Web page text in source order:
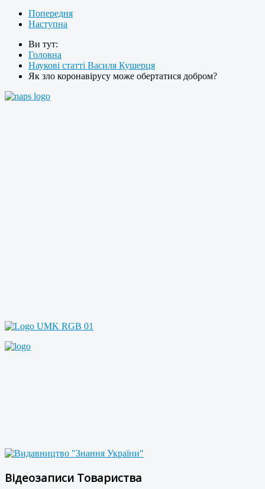
Попередня
Наступна
Ви тут:
Головна
Наукові статті Василя Кушерця
Як зло коронавірусу може обертатися добром?
Відеозаписи Товариства